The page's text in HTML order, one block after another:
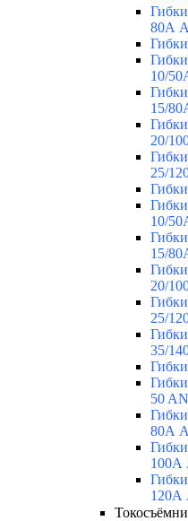
80А
10/
15/
20/
25/
10/
15/
20/
25/
35/
50
80А
100А
120А